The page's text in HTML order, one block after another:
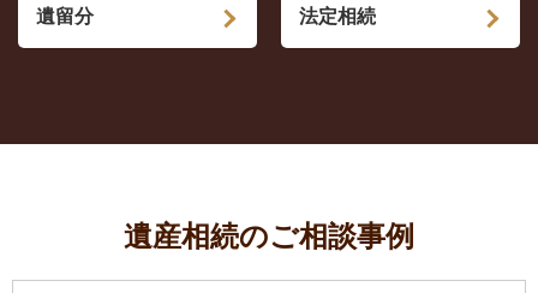
遺留分 法定相続
遺産相続のご相談事例